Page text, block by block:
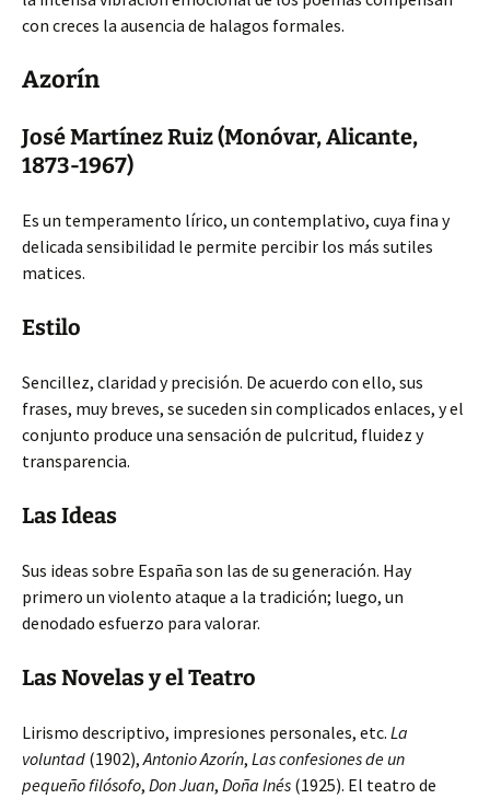
con creces la ausencia de halagos formales.
Azorín
José Martínez Ruiz (Monóvar, Alicante,
1873-1967)
Es un temperamento lírico, un contemplativo, cuya fina y
delicada sensibilidad le permite percibir los más sutiles
matices.
Estilo
Sencillez, claridad y precisión. De acuerdo con ello, sus
frases, muy breves, se suceden sin complicados enlaces, y el
conjunto produce una sensación de pulcritud, fluidez y
transparencia.
Las Ideas
Sus ideas sobre España son las de su generación. Hay
primero un violento ataque a la tradición; luego, un
denodado esfuerzo para valorar.
Las Novelas y el Teatro
Lirismo descriptivo, impresiones personales, etc. La
voluntad (1902),Antonio Azorín, Las confesiones de un
pequeño filósofo, Don Juan, Doña Inés (1925). El teatro de